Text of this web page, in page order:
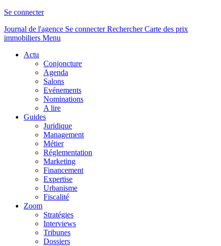
Se connecter
Journal de l'agence Se connecterRechercher Carte des prix
immobiliers Menu
Actu
Conjoncture
Agenda
Salons
Evénements
Nominations
A lire
Guides
Juridique
Management
Métier
Réglementation
Marketing
Financement
Expertise
Urbanisme
Fiscalité
Zoom
Stratégies
Interviews
Tribunes
Dossiers